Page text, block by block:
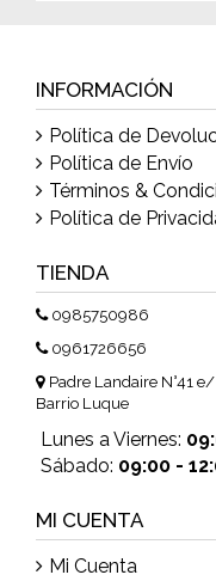
INFORMACIÓN
Política de
Política de Envío
Términos &
Política de
TIENDA
0985750986
0961726656
Padre Landaire N°41
Barrio Luque
Lunes a Viernes:
Sábado: 09:00 -
MI CUENTA
Mi Cuenta